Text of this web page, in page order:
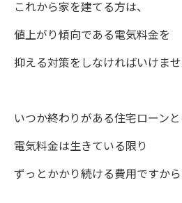
これから家を建てる方は、
値上がり傾向である電気料金を
抑える対策をしなければいけませ
いつか終わりがある住宅ローン
電気料金は生きている限り
ずっとかかり続ける費用ですから